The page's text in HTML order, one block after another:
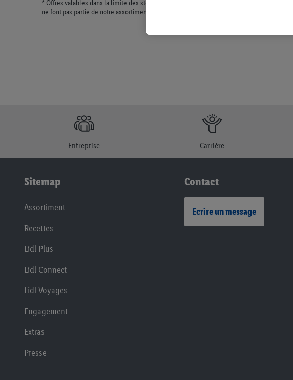
* Offres valables dans la limite des stocks disponibles. Vente limitée à des quantités
ne font pas partie de notre assortiment de produits permanents. Ill. semblables.
Entreprise Carrière
Sitemap
Assortiment
Recettes
Lidl Plus
Lidl Connect
Lidl Voyages
Engagement
Extras
Presse
Contact
Ecrire un message